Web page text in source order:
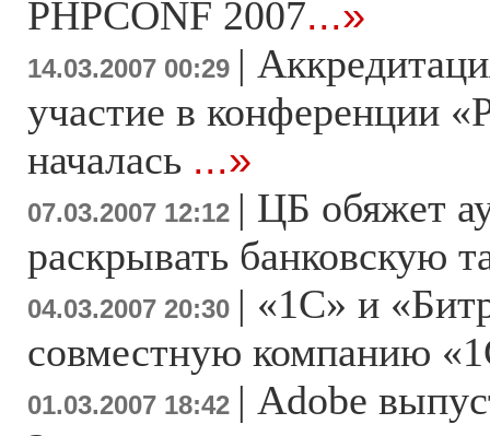
PHPCONF 2007...»
14.03.2007 00:29 |
участие в конференции
началась ...»
07.03.2007 12:12 | ЦБ обяжет
раскрывать банковскую
04.03.2007 20:30 | «1С» и
совместную компанию
01.03.2007 18:42 | Adobe